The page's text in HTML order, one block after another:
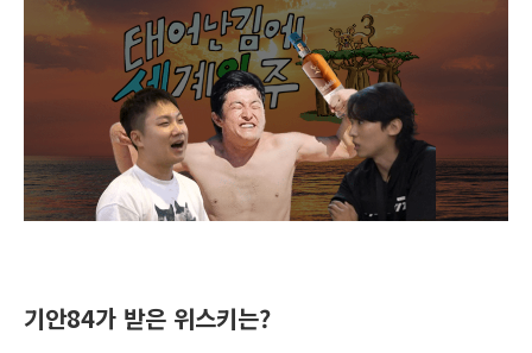
기안84가 받은 위스키는?